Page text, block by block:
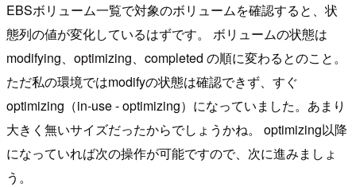
EBSボリューム一覧で対象のボリュームを確認すると、状
態列の値が変化しているはずです。 ボリュームの状態は
modifying、optimizing、completed の順に変わるとのこと。
ただ私の環境ではmodifyの状態は確認できず、すぐ
optimizing（in-use - optimizing）になっていました。あまり
大きく無いサイズだったからでしょうかね。 optimizing以降
になっていれば次の操作が可能ですので、次に進みましょ
う。